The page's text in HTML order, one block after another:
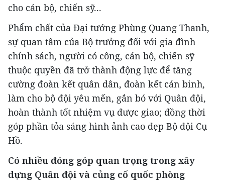
cho cán bộ, chiến sỹ...
Phẩm chất của Đại tướng Phùng Quang Thanh,
sự quan tâm của Bộ trưởng đối với gia đình
chính sách, người có công, cán bộ, chiến sỹ
thuộc quyền đã trở thành động lực để tăng
cường đoàn kết quân dân, đoàn kết cán binh,
làm cho bộ đội yêu mến, gắn bó với Quân đội,
hoàn thành tốt nhiệm vụ được giao; đồng thời
góp phần tỏa sáng hình ảnh cao đẹp Bộ đội Cụ
Hồ.
Có nhiều đóng góp quan trọng trong xây
dựng Quân đội và củng cố quốc phòng